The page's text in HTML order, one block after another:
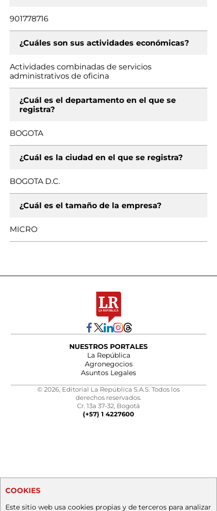
901778716
¿Cuáles son sus actividades económicas?
Actividades combinadas de servicios
administrativos de oficina
¿Cuál es el departamento en el que se
registra?
BOGOTA
¿Cuál es la ciudad en el que se registra?
BOGOTA D.C.
¿Cuál es el tamaño de la empresa?
MICRO
NUESTROS PORTALES
La República
Agronegocios
Asuntos Legales
© 2026, Editorial La República S.A.S. Todos los
derechos reservados.
Cr. 13a 37-32, Bogotá
(+57) 1 4227600
COOKIES
Este sitio web usa cookies propias y de terceros para analizar